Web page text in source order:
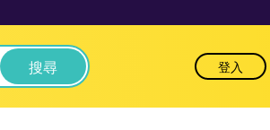
搜尋 登入